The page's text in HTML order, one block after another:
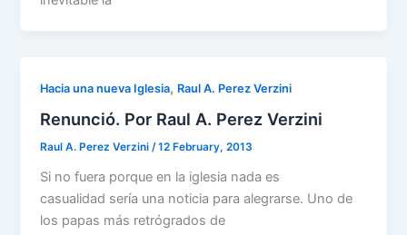
Hacia una nueva Iglesia, Raul A. Perez Verzini
Renunció. Por Raul A. Perez Verzini
Raul A. Perez Verzini/12 February, 2013
Si no fuera porque en la iglesia nada es
casualidad sería una noticia para alegrarse. Uno de
los papas más retrógrados de